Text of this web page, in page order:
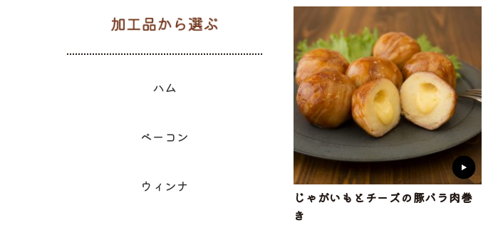
じゃがいもとチーズの豚バラ肉巻
き
ハム
ベーコン
ウィンナ